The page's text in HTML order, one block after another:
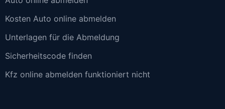
Kosten Auto online abmelden
Unterlagen für die Abmeldung
Sicherheitscode finden
Kfz online abmelden funktioniert nicht